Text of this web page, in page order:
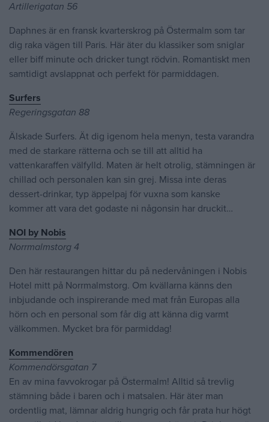
Artillerigatan 56
Daphnes är en fransk kvarterskrog på Östermalm som tar
dig raka vägen till Paris. Här äter du klassiker som sniglar
eller biff minute och dricker tungt rödvin. Romantiskt men
samtidigt avslappnat och perfekt för parmiddagen.
Surfers
Regeringsgatan 88
Älskade Surfers. Ät dig igenom hela menyn, testa varandra
med de starkare rätterna och se till att alltid ha
vattenkaraffen välfylld. Maten är helt otrolig, stämningen är
chillad och personalen kan sin grej. Missa inte deras
dessert-drinkar, typ äppelpaj för vuxna som kanske
kommer att vara det godaste ni någonsin har druckit…
NOI by Nobis
Norrmalmstorg 4
Den här restaurangen hittar du på nedervåningen i Nobis
Hotel mitt på Norrmalmstorg. Om kvällarna känns den
inbjudande och inspirerande med mat från Europas alla
hörn och en personal som får dig att känna dig varmt
välkommen. Mycket bra för parmiddag!
Kommendören
Kommendörsgatan 7
En av mina favvokrogar på Östermalm! Alltid så trevlig
stämning både i baren och i matsalen. Här äter man
ordentlig mat, lämnar aldrig hungrig och får prata hur högt